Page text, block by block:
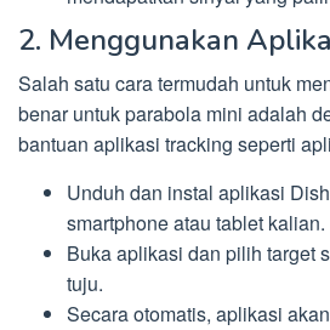
2. Menggunakan
Salah satu cara termudah untuk
benar untuk parabola mini adalah
bantuan aplikasi tracking seperti
Unduh dan instal aplikasi
smartphone atau tablet kalian.
Buka aplikasi dan pilih target
tuju.
Secara otomatis, aplikasi